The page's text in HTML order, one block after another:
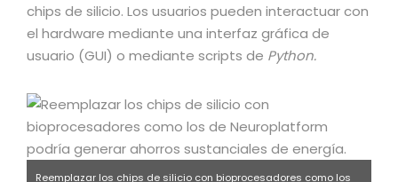
chips de silicio. Los usuarios pueden interactuar con
el hardware mediante una interfaz gráfica de
usuario (GUI) o mediante scripts de Python.
Reemplazar los chips de silicio con bioprocesadores como los